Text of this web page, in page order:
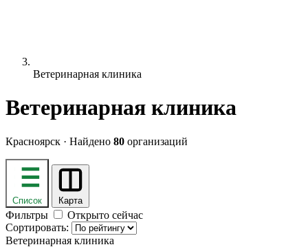
Ветеринарная клиника
Ветеринарная клиника
Красноярск · Найдено 80 организаций
Список Карта
Фильтры
Открыто сейчас
Сортировать:
Ветеринарная клиника